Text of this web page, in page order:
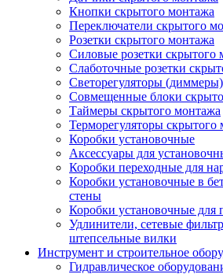
Кнопки скрытого монтажа
Переключатели скрытого
Розетки скрытого монтажа
Силовые розетки скрытого
Слаботочные розетки
Светорегуляторы
Совмещенные блоки
Таймеры скрытого монтажа
Терморегуляторы скрытого
Коробки установочные
Аксессуары для
Коробки переходные для
Коробки установочные в
стены
Коробки установочные для
Удлинители, сетевые
штепсельные вилки
Инструмент и строительное
Гидравлическое